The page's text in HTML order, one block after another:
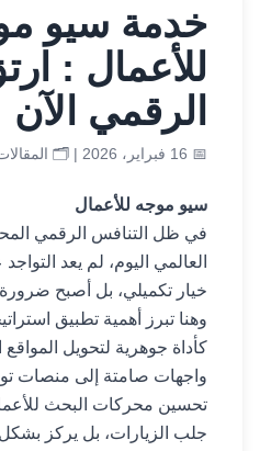
خدمة سيو
للأعمال :
الرقمي الآن
📅 16 فبراير، 2026 | 🗂️
سيو موجه للأعمال
في ظل التنافس الرقمي
العالمي اليوم، لم يعد
خيار تكميلي، بل أصبح ضرورة
وهنا تبرز أهمية تطبيق
كأداة جوهرية لتحويل
واجهات صامتة إلى منصات
تحسين محركات البحث
جلب الزيارات، بل يركز